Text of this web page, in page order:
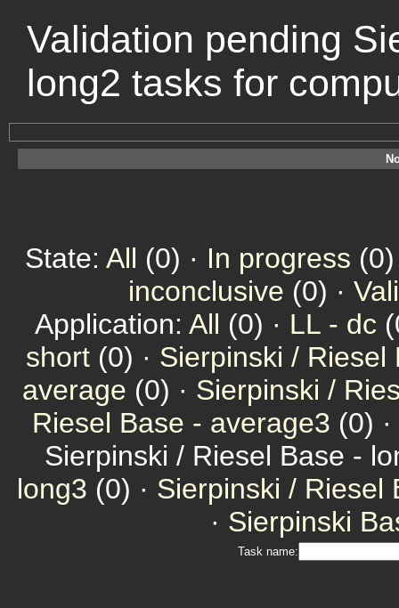
Validation pending
long2 tasks for
State: All (0) · In progress
inconclusive (0) ·
Application: All (0) · LL - dc
short (0) · Sierpinski / Riesel
average (0) · Sierpinski /
Riesel Base - average3 (0) ·
Sierpinski / Riesel Base -
long3 (0) · Sierpinski / Riesel
· Sierpinski
Task name: